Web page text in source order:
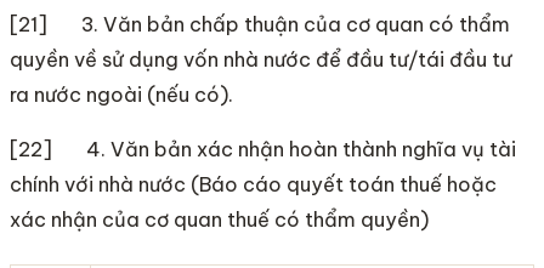
[21] 3. Văn bản chấp thuận của cơ quan có thẩm
quyền về sử dụng vốn nhà nước để đầu tư/tái đầu tư
ra nước ngoài (nếu có).
[22] 4. Văn bản xác nhận hoàn thành nghĩa vụ tài
chính với nhà nước (Báo cáo quyết toán thuế hoặc
xác nhận của cơ quan thuế có thẩm quyền)